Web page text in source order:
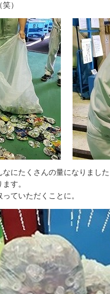
）
にたくさんの量になりました
す。
ていただくことに。